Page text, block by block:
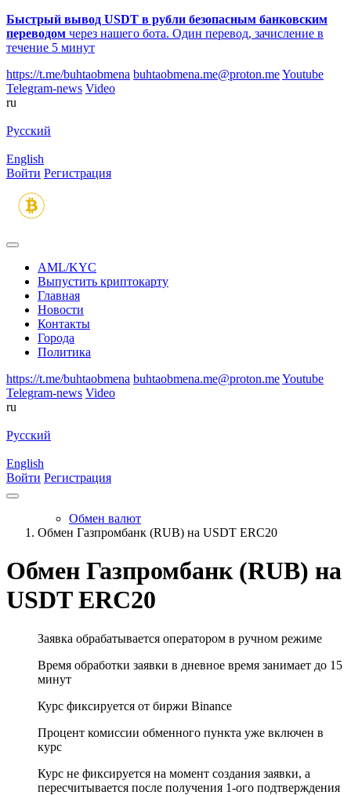
Быстрый вывод USDT в рубли безопасным банковским
переводом через нашего бота. Один перевод, зачисление в
течение 5 минут
https://t.me/buhtaobmena buhtaobmena.me@proton.meYoutube
Telegram-news Video
ru
Русский
English
Войти Регистрация
AML/KYC
Выпустить криптокарту
Главная
Новости
Контакты
Города
Политика
https://t.me/buhtaobmena buhtaobmena.me@proton.meYoutube
Telegram-news Video
ru
Русский
English
Войти Регистрация
Обмен валют
Обмен Газпромбанк (RUB) на USDT ERC20
Обмен Газпромбанк (RUB) на
USDT ERC20
Заявка обрабатывается оператором в ручном режиме
Время обработки заявки в дневное время занимает до 15
минут
Курс фиксируется от биржи Binance
Процент комиссии обменного пункта уже включен в
курс
Курс не фиксируется на момент создания заявки, а
пересчитывается после получения 1-ого подтверждения